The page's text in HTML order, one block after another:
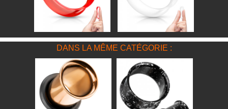
DANS LA MÊME CATÉGORIE :